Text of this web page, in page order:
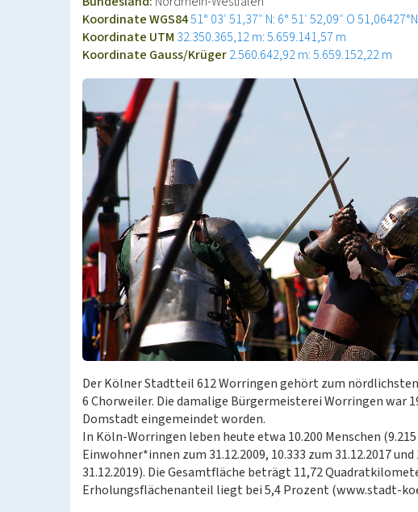
Koordinate WGS8451° 03′ 51,37″ N: 6° 51′ 52,09″ O
Koordinate UTM 32.350.365,12 m: 5.659.141,57 m
Koordinate Gauss/Krüger2.560.642,92 m: 5.659.152,22 m
Der Kölner Stadtteil 612 Worringen gehört zum
6 Chorweiler. Die damalige Bürgermeisterei Worringen war
Domstadt eingemeindet worden.
In Köln-Worringen leben heute etwa 10.200 Menschen (9.215
Einwohner*innen zum 31.12.2009, 10.333 zum 31.12.2017 und
31.12.2019). Die Gesamtfläche beträgt 11,72
Erholungsflächenanteil liegt bei 5,4 Prozent (www.stadt-